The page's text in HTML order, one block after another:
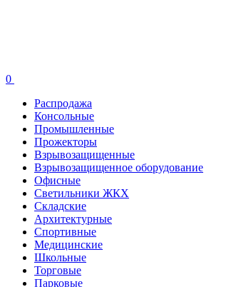
0
Распродажа
Консольные
Промышленные
Прожекторы
Взрывозащищенные
Взрывозащищенное оборудование
Офисные
Cветильники ЖКХ
Складские
Архитектурные
Спортивные
Медицинские
Школьные
Торговые
Парковые